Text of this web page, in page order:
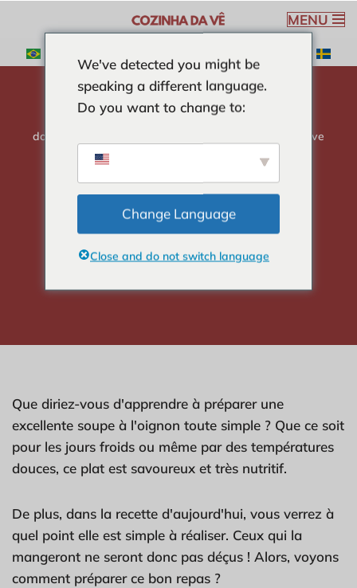
au
MENU
domicile Soupe à l'oignon simple et nutritive
Soupe à l'oignon
simple et nutritive
Que diriez-vous d'apprendre à préparer une
excellente soupe à l'oignon toute simple ? Que ce soit
pour les jours froids ou même par des températures
douces, ce plat est savoureux et très nutritif.
De plus, dans la recette d'aujourd'hui, vous verrez à
quel point elle est simple à réaliser. Ceux qui la
mangeront ne seront donc pas déçus ! Alors, voyons
comment préparer ce bon repas ?
We've detected you might be
speaking a different language.
Do you want to change to:
Change Language
Close and do not switch language